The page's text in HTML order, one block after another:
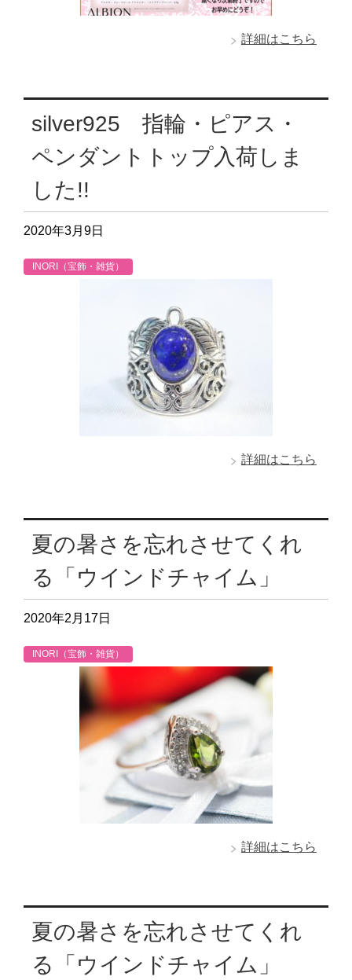
詳細はこちら
silver925 指輪・ピアス・
ペンダントトップ入荷しま
した!!
2020年3月9日
INORI（宝飾・雑貨）
詳細はこちら
夏の暑さを忘れさせてくれ
る「ウインドチャイム」
2020年2月17日
INORI（宝飾・雑貨）
詳細はこちら
夏の暑さを忘れさせてくれ
る「ウインドチャイム」